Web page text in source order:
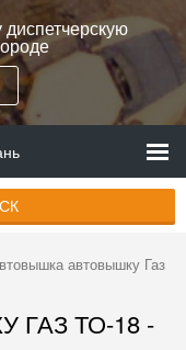
автовышку Газ
ТО-18 -